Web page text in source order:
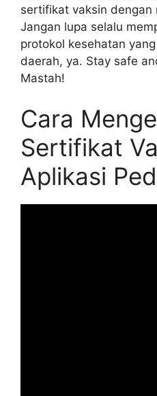
sertifikat vaksin dengan
Jangan lupa selalu
protokol kesehatan
daerah, ya. Stay safe
Mastah!
Cara
Sertifikat
Aplikasi